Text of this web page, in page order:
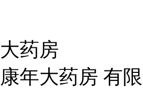
药房
年大药房 有